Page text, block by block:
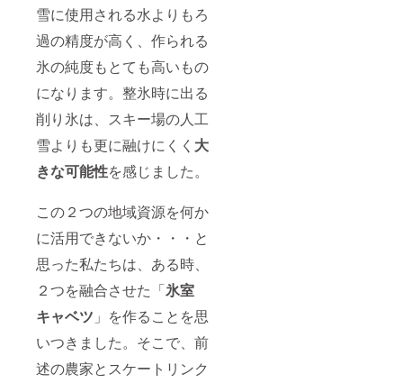
雪に使用される水よりもろ
過の精度が高く、作られる
氷の純度もとても高いもの
になります。整氷時に出る
削り氷は、スキー場の人工
雪よりも更に融けにくく 大
きな可能性を感じました。
この２つの地域資源を何か
に活用できないか・・・と
思った私たちは、ある時、
２つを融合させた「氷室
キャベツ 」を作ることを思
いつきました。そこで、前
述の農家とスケートリンク